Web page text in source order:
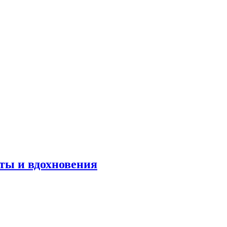
и вдохновения